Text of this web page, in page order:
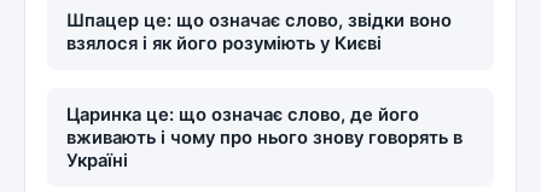
Шпацер це: що означає слово, звідки воно
взялося і як його розуміють у Києві
Царинка це: що означає слово, де його
вживають і чому про нього знову говорять в
Україні